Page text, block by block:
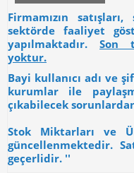
Firmamızın
sektörde faaliyet
yapılmaktadır. Son
yoktur.
Bayi kullanıcı adı ve
kurumlar ile
çıkabilecek
Stok Miktarları ve
güncellenmektedir.
geçerlidir. ''